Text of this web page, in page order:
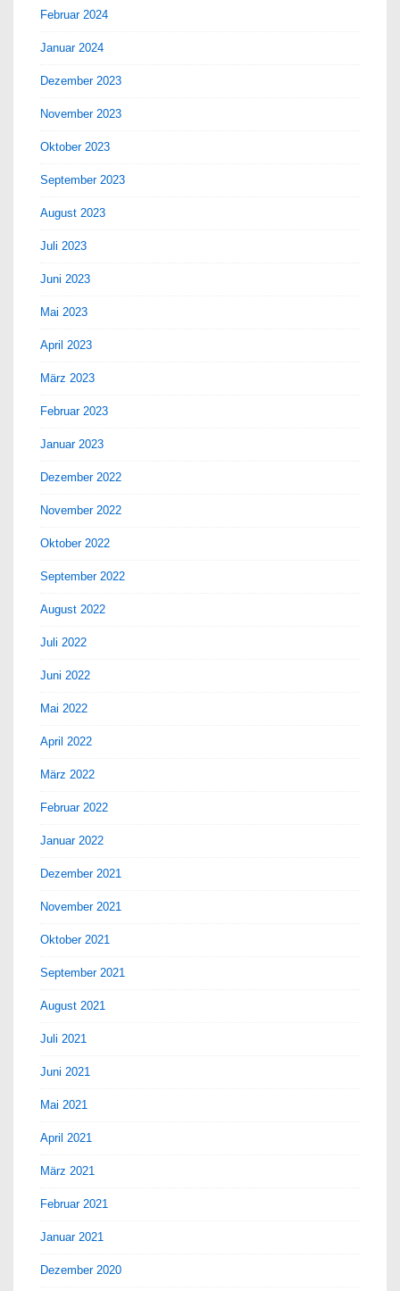
Februar 2024
Januar 2024
Dezember 2023
November 2023
Oktober 2023
September 2023
August 2023
Juli 2023
Juni 2023
Mai 2023
April 2023
März 2023
Februar 2023
Januar 2023
Dezember 2022
November 2022
Oktober 2022
September 2022
August 2022
Juli 2022
Juni 2022
Mai 2022
April 2022
März 2022
Februar 2022
Januar 2022
Dezember 2021
November 2021
Oktober 2021
September 2021
August 2021
Juli 2021
Juni 2021
Mai 2021
April 2021
März 2021
Februar 2021
Januar 2021
Dezember 2020